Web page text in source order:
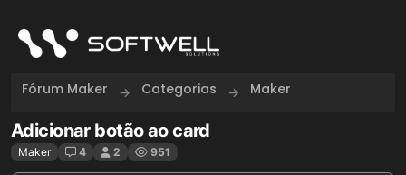
Fórum Maker Categorias Maker
Adicionar botão ao card
Maker 4 2 951